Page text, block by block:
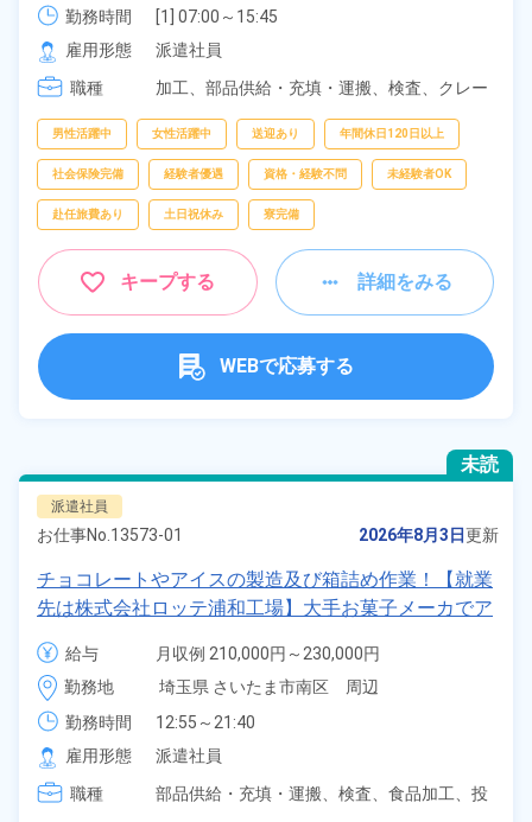
勤務時間
[1] 07:00～15:45
[2] 12:55～21:40
[3] 22:00～06:45
[4] 08:00～16:45
雇用形態
派遣社員
職種
加工、 部品供給・充填・運搬、 検査、 クレー
男性活躍中 女性活躍中 送迎あり 年間休日120日以上
社会保険完備 経験者優遇 資格・経験不問 未経験者OK
赴任旅費あり 土日祝休み 寮完備
キープする 詳細をみる
WEBで応募する
未読
派遣社員
お仕事No. 13573-01 2026年8月3日更新
チョコレートやアイスの製造及び箱詰め作業！【就業
先は株式会社ロッテ浦和工場】大手お菓子メーカでア
イスの箱詰めや検品のお仕事！日払い制度あり！駅か
ら徒歩5分でラクラク♪1食150円～格安食堂あり♪自転
車通勤OK！《埼玉県さいたま市南区》
給与
月収例 210,000円～230,000円
時給 1,300円～1,300円
勤務地
埼玉県 さいたま市南区　周辺
勤務時間
12:55～21:40
雇用形態
派遣社員
職種
部品供給・充填・運搬、 検査、 食品加工、 投